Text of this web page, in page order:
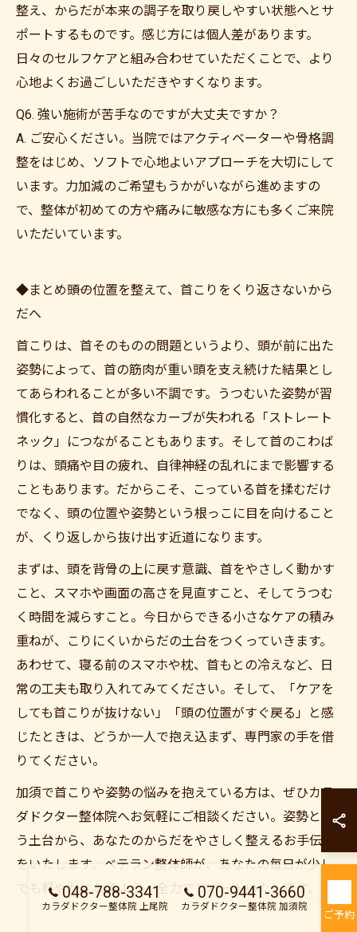
整え、からだが本来の調子を取り戻しやすい状態へとサ
ポートするものです。感じ方には個人差があります。
日々のセルフケアと組み合わせていただくことで、より
心地よくお過ごしいただきやすくなります。
Q6. 強い施術が苦手なのですが大丈夫ですか？
A. ご安心ください。当院ではアクティベーターや骨格調
整をはじめ、ソフトで心地よいアプローチを大切にして
います。力加減のご希望もうかがいながら進めますの
で、整体が初めての方や痛みに敏感な方にも多くご来院
いただいています。
◆まとめ――頭の位置を整えて、首こりをくり返さないから
だへ
首こりは、首そのものの問題というより、頭が前に出た
姿勢によって、首の筋肉が重い頭を支え続けた結果とし
てあらわれることが多い不調です。うつむいた姿勢が習
慣化すると、首の自然なカーブが失われる「ストレート
ネック」につながることもあります。そして首のこわば
りは、頭痛や目の疲れ、自律神経の乱れにまで影響する
こともあります。だからこそ、こっている首を揉むだけ
でなく、頭の位置や姿勢という根っこに目を向けること
が、くり返しから抜け出す近道になります。
まずは、頭を背骨の上に戻す意識、首をやさしく動かす
こと、スマホや画面の高さを見直すこと、そしてうつむ
く時間を減らすこと。今日からできる小さなケアの積み
重ねが、こりにくいからだの土台をつくっていきます。
あわせて、寝る前のスマホや枕、首もとの冷えなど、日
常の工夫も取り入れてみてください。そして、「ケアを
しても首こりが抜けない」「頭の位置がすぐ戻る」と感
じたときは、どうか一人で抱え込まず、専門家の手を借
りてください。
加須で首こりや姿勢の悩みを抱えている方は、ぜひカラ
ダドクター整体院へお気軽にご相談ください。姿勢とい
う土台から、あなたのからだをやさしく整えるお手伝い
をいたします。ベテラン整体師が、あなたの毎日が少し
でも軽やかになるよう、全力でサポートいたします。
048-788-3341
カラダドクター整体院 上尾院
070-9441-3660
カラダドクター整体院 加須院
ご予約
カラダドクター整
カラダドクター整